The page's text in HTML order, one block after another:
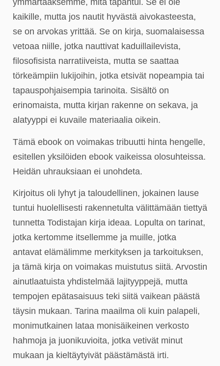
ymmärtääksemme, mitä tapahtui. Se ei ole
kaikille, mutta jos nautit hyvästä aivokasteesta,
se on arvokas yrittää. Se on kirja, suomalaisessa
vetoaa niille, jotka nauttivat kaduillailevista,
filosofisista narratiiveista, mutta se saattaa
törkeämpiin lukijoihin, jotka etsivät nopeampia tai
tapauspohjaisempia tarinoita. Sisältö on
erinomaista, mutta kirjan rakenne on sekava, ja
alatyyppi ei kuvaile materiaalia oikein.
Tämä ebook on voimakas tribuutti hinta hengelle,
esitellen yksilöiden ebook vaikeissa olosuhteissa.
Heidän uhrauksiaan ei unohdeta.
Kirjoitus oli lyhyt ja taloudellinen, jokainen lause
tuntui huolellisesti rakennetulta välittämään tiettyä
tunnetta Todistajan kirja ideaa. Lopulta on tarinat,
jotka kertomme itsellemme ja muille, jotka
antavat elämälimme merkityksen ja tarkoituksen,
ja tämä kirja on voimakas muistutus siitä. Arvostin
ainutlaatuista yhdistelmää lajityyppejä, mutta
tempojen epätasaisuus teki siitä vaikean päästä
täysin mukaan. Tarina maailma oli kuin palapeli,
monimutkainen lataa monisäikeinen verkosto
hahmoja ja juonikuvioita, jotka vetivät minut
mukaan ja kieltäytyivät päästämästä irti.